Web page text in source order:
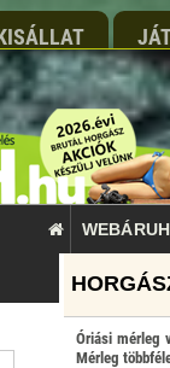
Óriási mérleg
Mérleg